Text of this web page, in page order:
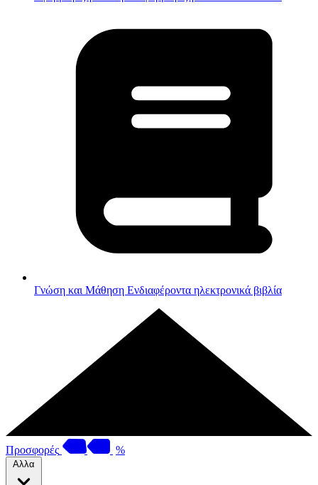
Γνώση και Μάθηση Ενδιαφέροντα ηλεκτρονικά βιβλία
Προσφορές %
Αλλα